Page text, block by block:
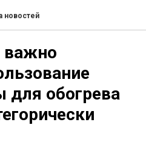
новостей
важно
для обогрева